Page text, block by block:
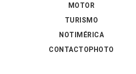
MOTOR
TURISMO
NOTIMÉRICA
CONTACTOPHOTO